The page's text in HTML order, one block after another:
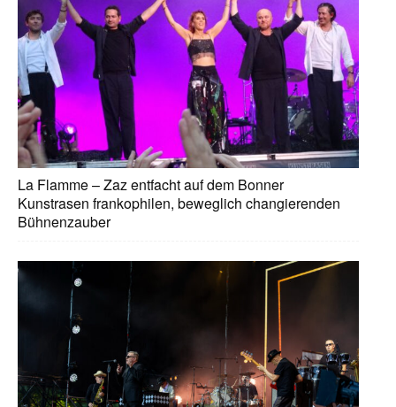
La Flamme – Zaz entfacht auf dem Bonner
Kunstrasen frankophilen, beweglich changierenden
Bühnenzauber